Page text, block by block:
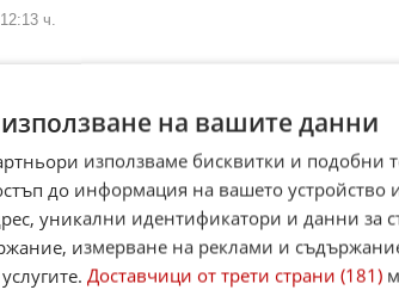
ч.
се събраха отново за новата песен
успешни съвместни проекти D2 и Део
сили. Новият им сингъл „Свобода“ вече има
видеокли ...
на вашите данни
използваме бисквитки и подобни
до информация на вашето
уникални идентификатори и данни за
измерване на реклами и
Доставчици от трети страни (181)